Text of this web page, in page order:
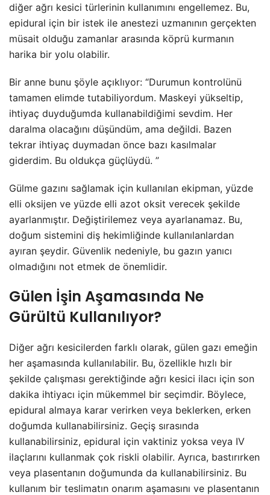
diğer ağrı kesici türlerinin kullanımını engellemez. Bu,
epidural için bir istek ile anestezi uzmanının gerçekten
müsait olduğu zamanlar arasında köprü kurmanın
harika bir yolu olabilir.
Bir anne bunu şöyle açıklıyor: “Durumun kontrolünü
tamamen elimde tutabiliyordum. Maskeyi yükseltip,
ihtiyaç duyduğumda kullanabildiğimi sevdim. Her
daralma olacağını düşündüm, ama değildi. Bazen
tekrar ihtiyaç duymadan önce bazı kasılmalar
giderdim. Bu oldukça güçlüydü. ”
Gülme gazını sağlamak için kullanılan ekipman, yüzde
elli oksijen ve yüzde elli azot oksit verecek şekilde
ayarlanmıştır. Değiştirilemez veya ayarlanamaz. Bu,
doğum sistemini diş hekimliğinde kullanılanlardan
ayıran şeydir. Güvenlik nedeniyle, bu gazın yanıcı
olmadığını not etmek de önemlidir.
Gülen İşin Aşamasında Ne
Gürültü Kullanılıyor?
Diğer ağrı kesicilerden farklı olarak, gülen gazı emeğin
her aşamasında kullanılabilir. Bu, özellikle hızlı bir
şekilde çalışması gerektiğinde ağrı kesici ilacı için son
dakika ihtiyacı için mükemmel bir seçimdir. Böylece,
epidural almaya karar verirken veya beklerken, erken
doğumda kullanabilirsiniz. Geçiş sırasında
kullanabilirsiniz, epidural için vaktiniz yoksa veya IV
ilaçlarını kullanmak çok riskli olabilir. Ayrıca, bastırırken
veya plasentanın doğumunda da kullanabilirsiniz. Bu
kullanım bir teslimatın onarım aşamasını ve plasentanın